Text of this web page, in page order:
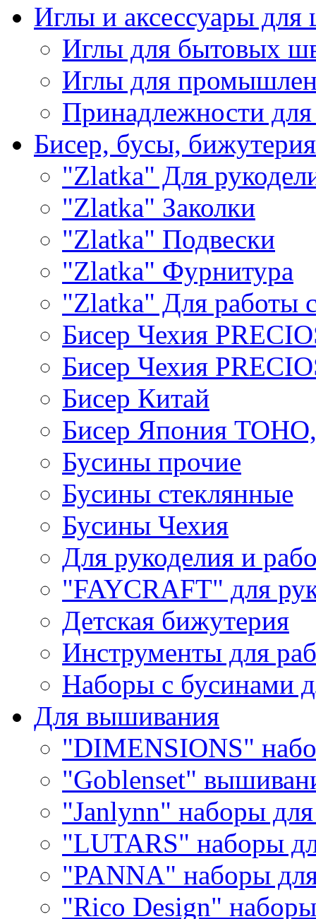
Иглы и аксессуары
Иглы для бытовых
Иглы для
Принадлежности
Бисер, бусы, бижутерия
"Zlatka" Для
"Zlatka" Заколки
"Zlatka" Подвески
"Zlatka" Фурнитура
"Zlatka" Для работы
Бисер Чехия
Бисер Чехия
Бисер Китай
Бисер Япония
Бусины прочие
Бусины стеклянные
Бусины Чехия
Для рукоделия и
"FAYCRAFT" для
Детская бижутерия
Инструменты для
Наборы с бусинами
Для вышивания
"DIMENSIONS"
"Goblenset"
"Janlynn" наборы
"LUTARS" наборы
"PANNA" наборы
"Rico Design"